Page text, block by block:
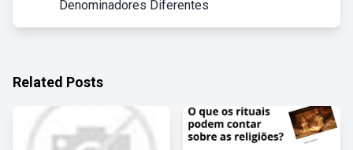
Denominadores Diferentes
Related Posts